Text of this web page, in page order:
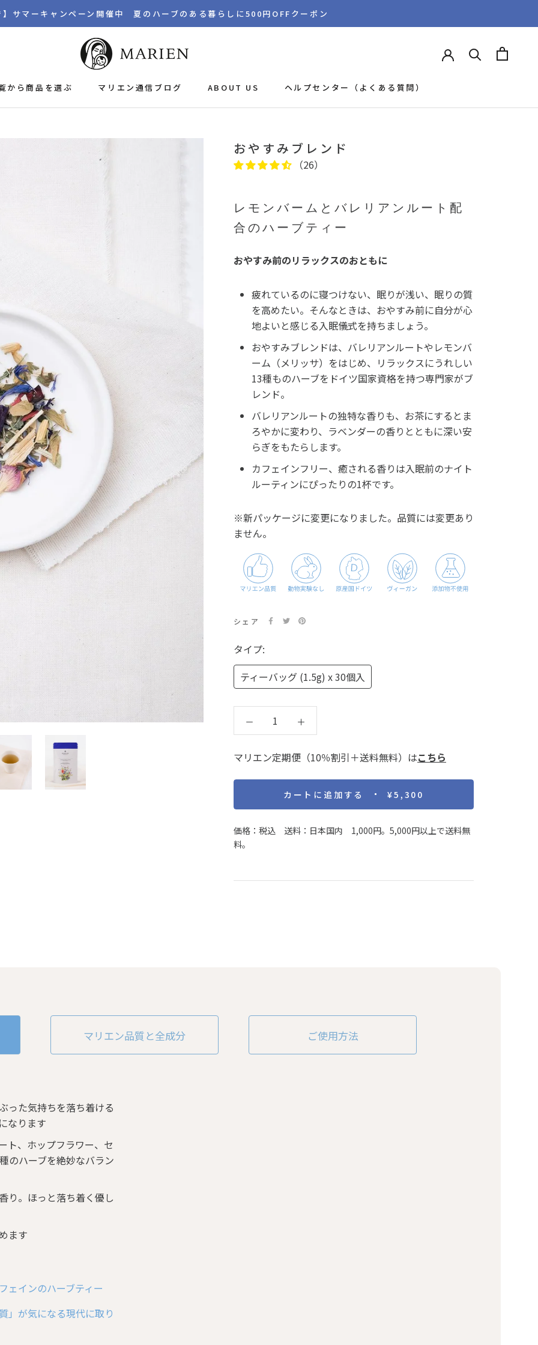
サマーキャンペーン開催中 夏のハーブのある暮らしに500円OFFクーポン
から商品を選ぶ
マリエン通信ブログ
ABOUT US
ヘルプセンター（よくある質問）
おやすみブレンド
（26）
レモンバームとバレリアンルート配
合のハーブティー
おやすみ前のリラックスのおともに
疲れているのに寝つけない、眠りが浅い、眠りの質
を高めたい。そんなときは、おやすみ前に自分が心
地よいと感じる入眠儀式を持ちましょう。
おやすみブレンドは、バレリアンルートやレモンバ
ーム（メリッサ）をはじめ、リラックスにうれしい
13種ものハーブをドイツ国家資格を持つ専門家がブ
レンド。
バレリアンルートの独特な香りも、お茶にするとま
ろやかに変わり、ラベンダーの香りとともに深い安
らぎをもたらします。
カフェインフリー、癒される香りは入眠前のナイト
ルーティンにぴったりの1杯です。
※新パッケージに変更になりました。品質には変更あり
ません。
シェア
タイプ:
ティーバッグ (1.5g) x 30個入
マリエン定期便（10％割引＋送料無料）はこちら
カートに追加する ¥5,300
価格：税込 送料：日本国内 1,000円。5,000円以上で送料無
料。
マリエン品質と全成分 ご使用方法
った気持ちを落ち着ける
なります
ト、ホップフラワー、セ
のハーブを絶妙なバラン
り。ほっと落ち着く優し
ます
ェインのハーブティー
」が気になる現代に取り